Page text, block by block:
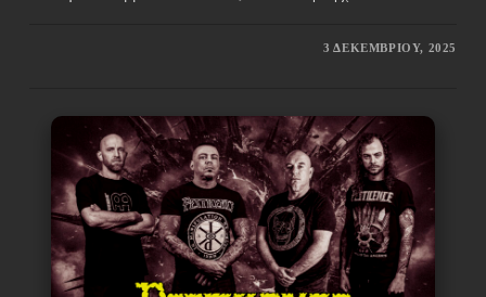
3 ΔΕΚΕΜΒΡΊΟΥ, 2025